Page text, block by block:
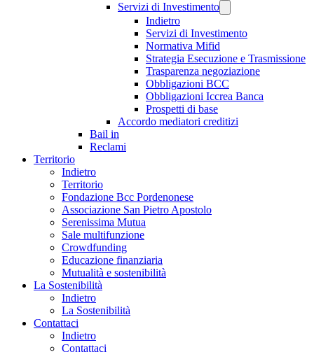
Servizi di Investimento
Indietro
Servizi di Investimento
Normativa Mifid
Strategia Esecuzione e Trasmissione
Trasparenza negoziazione
Obbligazioni BCC
Obbligazioni Iccrea Banca
Prospetti di base
Accordo mediatori creditizi
Bail in
Reclami
Territorio
Indietro
Territorio
Fondazione Bcc Pordenonese
Associazione San Pietro Apostolo
Serenissima Mutua
Sale multifunzione
Crowdfunding
Educazione finanziaria
Mutualità e sostenibilità
La Sostenibilità
Indietro
La Sostenibilità
Contattaci
Indietro
Contattaci